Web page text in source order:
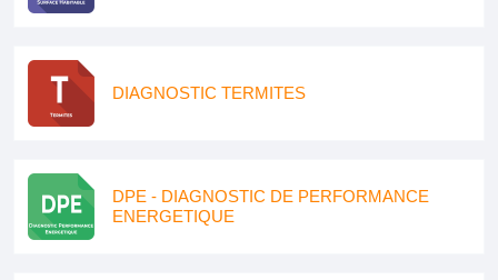
DIAGNOSTIC TERMITES
DPE - DIAGNOSTIC DE PERFORMANCE
ENERGETIQUE